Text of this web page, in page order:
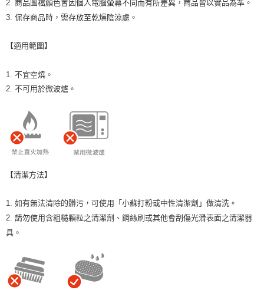
2. 商品圖檔顏色會因個人電腦螢幕不同而有所差異，商品皆以實品為準。
3. 保存商品時，需存放至乾燥陰涼處。
【適用範圍】
1. 不宜空燒。
2. 不可用於微波爐。
【清潔方法】
1. 如有無法清除的髒污，可使用「小蘇打粉或中性清潔劑」做清洗。
2. 請勿使用含粗糙顆粒之清潔劑、鋼絲刷或其他會刮傷光滑表面之清潔器
具。